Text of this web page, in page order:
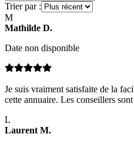
Trier par :
M
Mathilde D.
Date non disponible
Je suis vraiment satisfaite de la
cette annuaire. Les conseillers
L
Laurent M.